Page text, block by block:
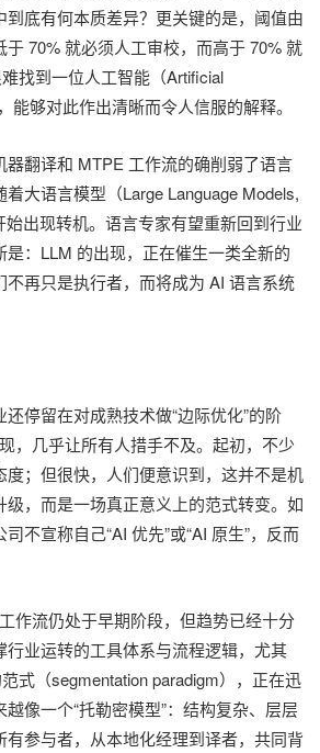
到底有何本质差异？更关键的是，阈值由
70% 就必须人工审校，而高于 70% 就
找到一位人工智能（Artificial
能够对此作出清晰而令人信服的解释。
器翻译和 MTPE 工作流的确削弱了语言
大语言模型（Large Language Models,
出现转机。语言专家有望重新回到行业
是：LLM 的出现，正在催生一类全新的
不再只是执行者，而将成为 AI 语言系统
停留在对成熟技术做“边际优化”的阶
，几乎让所有人措手不及。起初，不少
度；但很快，人们便意识到，这并不是机
，而是一场真正意义上的范式转变。如
不宣称自己“AI 优先”或“AI 原生”，反而
作流仍处于早期阶段，但趋势已经十分
行业运转的工具体系与流程逻辑，尤其
式（segmentation paradigm），正在迅
像一个“托勒密模型”：结构复杂、层层
有参与者，从本地化经理到译者，共同背